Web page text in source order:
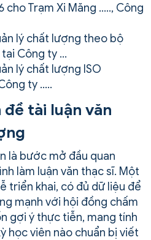
cho Trạm Xi Măng ….., Công
lý chất lượng theo bộ
Công ty …
lý chất lượng ISO
ty …..
tài luận văn
là bước mở đầu quan
làm luận văn thạc sĩ. Một
triển khai, có đủ dữ liệu để
mạnh với hội đồng chấm
gợi ý thực tiễn, mang tính
học viên nào chuẩn bị viết